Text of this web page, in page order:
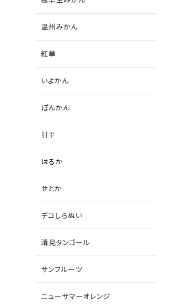
温州みかん
紅華
いよかん
ぽんかん
甘平
はるか
せとか
デコしらぬい
清見タンゴール
サンフルーツ
ニューサマーオレンジ